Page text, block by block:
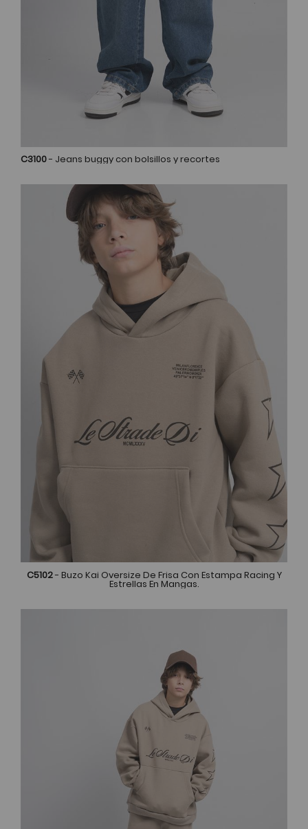
C3100- Jeans buggy con bolsillos y recortes
C5102- Buzo Kai Oversize De Frisa Con Estampa Racing Y
Estrellas En Mangas.